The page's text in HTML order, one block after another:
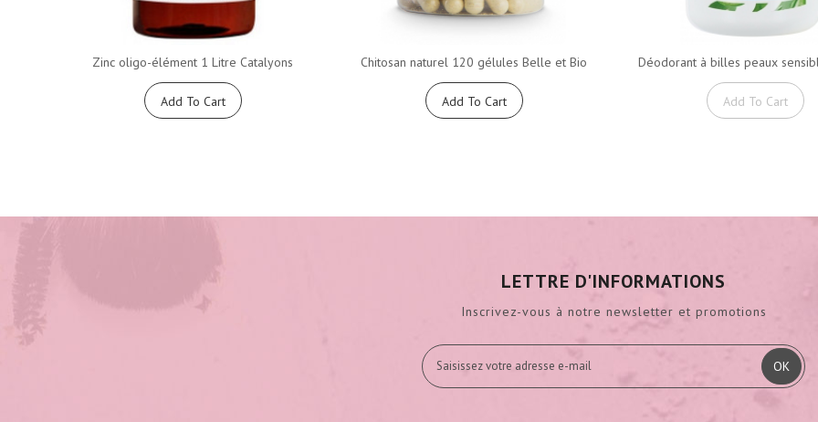
Zinc oligo-élément 1 Litre Catalyons
Add To Cart
Chitosan naturel 120 gélules Belle et Bio
Add To Cart
Déodorant à billes peaux
Add To Cart
LETTRE D'INFORMATIONS
Inscrivez-vous à notre newsletter et promotions
OK